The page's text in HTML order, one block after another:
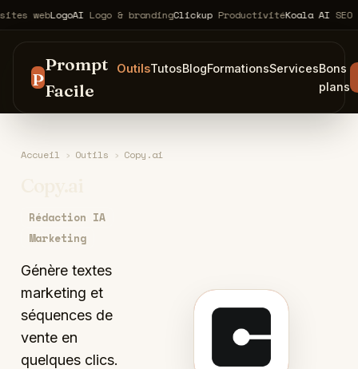
LogoAILogo & brandingClickupProductivitéKoala AISEO &
P
Prompt
Facile
OutilsTutosBlogFormationsServicesBons
plans
Accueil › Outils › Copy.ai
Rédaction IA
Marketing
Génère textes
marketing et
séquences de
vente en
quelques clics.
C